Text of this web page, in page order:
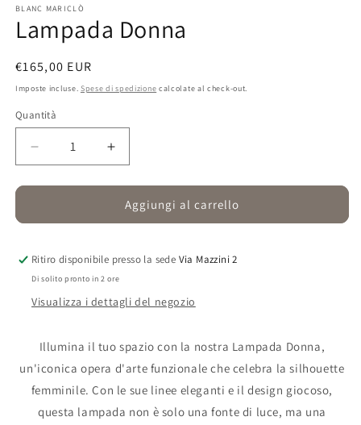
BLANC MARICLÒ
Lampada Donna
Prezzo
di
€165,00 EUR
Imposte incluse. Spese di spedizione calcolate al check-out.
Quantità
Quantità
Diminuisci
quantità
per
Donna
Aumenta
quantità
per
Lampada
Donna
Aggiungi al carrello
Ritiro disponibile presso la sede Via Mazzini 2
Di solito pronto in 2 ore
Visualizza i dettagli del negozio
Illumina il tuo spazio con la nostra Lampada Donna,
un'iconica opera d'arte funzionale che celebra la silhouette
femminile. Con le sue linee eleganti e il design giocoso,
questa lampada non è solo una fonte di luce, ma una